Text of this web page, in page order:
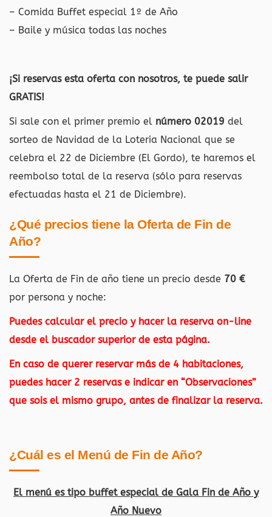
– Comida Buffet especial 1º de Año
– Baile y música todas las noches
¡Si reservas esta oferta con nosotros, te puede salir
GRATIS!
Si sale con el primer premio el número 02019 del
sorteo de Navidad de la Loteria Nacional que se
celebra el 22 de Diciembre (El Gordo), te haremos el
reembolso total de la reserva (sólo para reservas
efectuadas hasta el 21 de Diciembre).
¿Qué precios tiene la Oferta de Fin de
Año?
La Oferta de Fin de año tiene un precio desde 70 €
por persona y noche:
Puedes calcular el precio y hacer la reserva on-line
desde el buscador superior de esta página.
En caso de querer reservar más de 4 habitaciones,
puedes hacer 2 reservas e indicar en “Observaciones”
que sois el mismo grupo, antes de finalizar la reserva.
¿Cuál es el Menú de Fin de Año?
El menú es tipo buffet especial de Gala Fin de Año y
Año Nuevo